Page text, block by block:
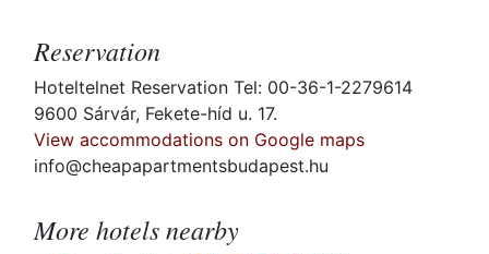
Reservation
Hoteltelnet Reservation Tel: 00-36-1-2279614
9600 Sárvár, Fekete-híd u. 17.
View accommodations on Google maps
info@cheapapartmentsbudapest.hu
More hotels nearby